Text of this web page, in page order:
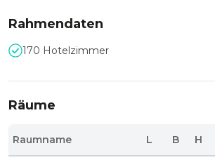
Rahmendaten
170 Hotelzimmer
Räume
Raumname L B H